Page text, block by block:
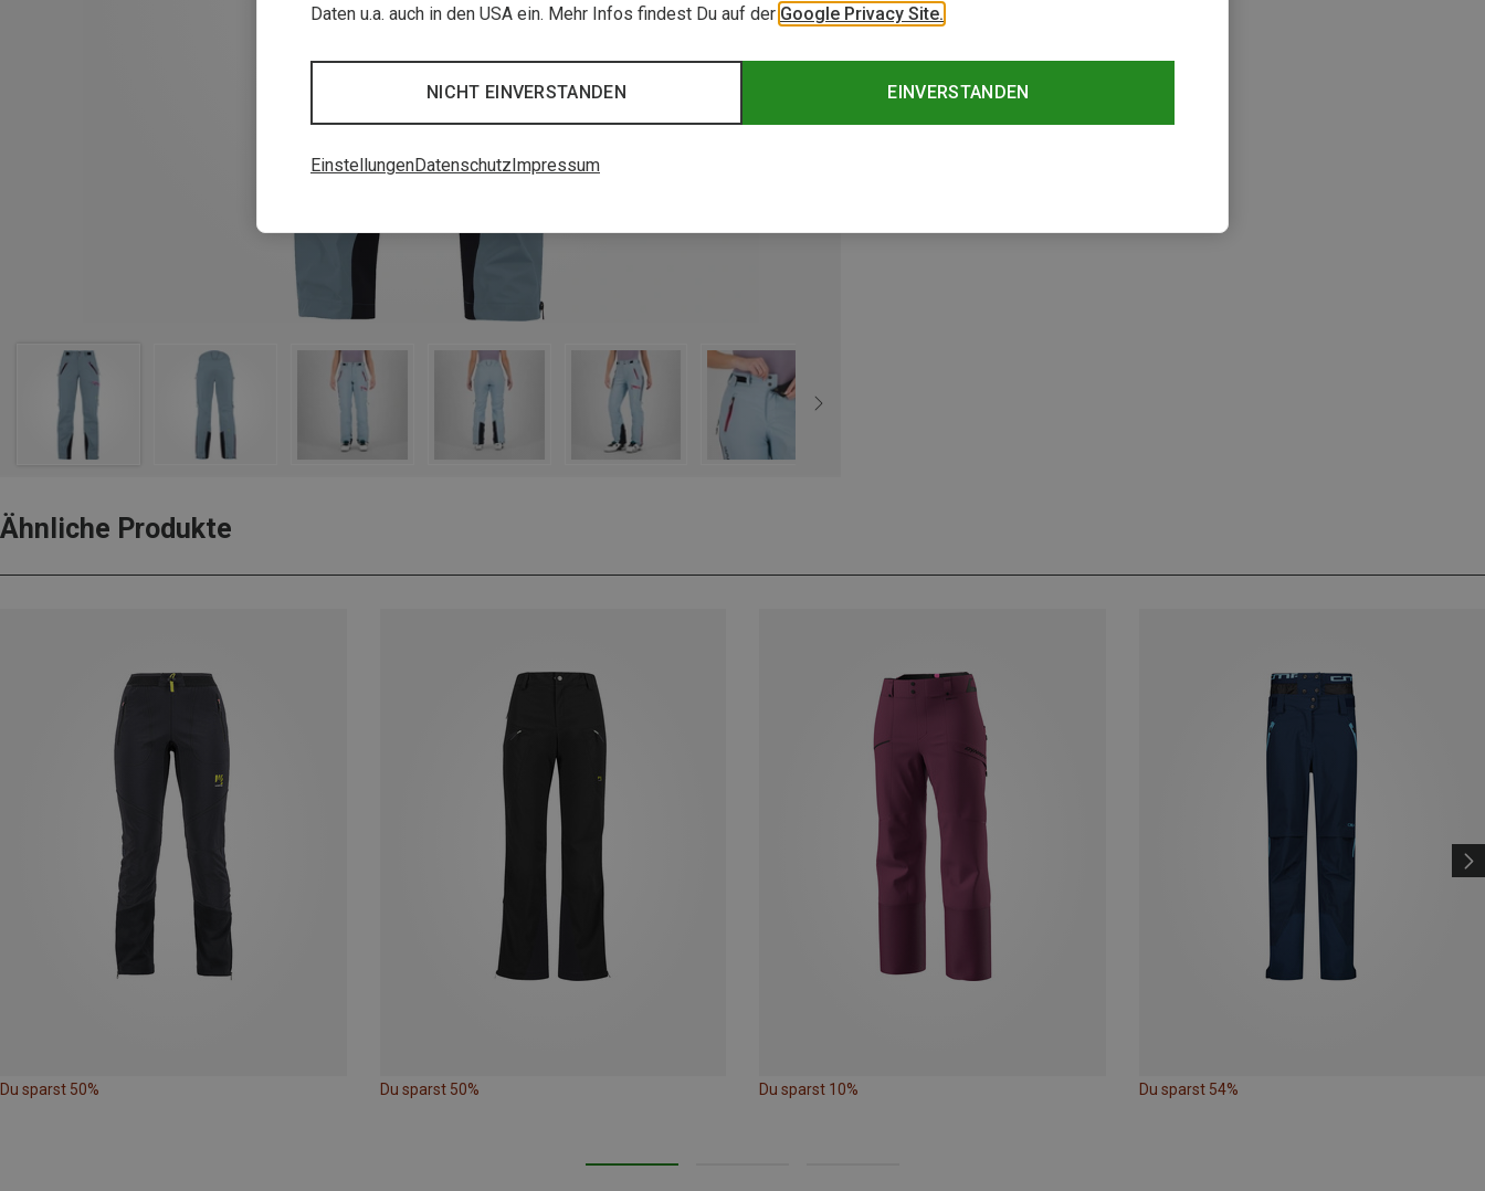
Ähnliche Produkte
Du sparst 50% Du sparst 50% Du sparst 10% Du sparst 54%
Daten u.a. auch in den USA ein. Mehr Infos findest Du auf der Google Privacy Site.
EINVERSTANDEN
NICHT EINVERSTANDEN
EinstellungenDatenschutz Impressum